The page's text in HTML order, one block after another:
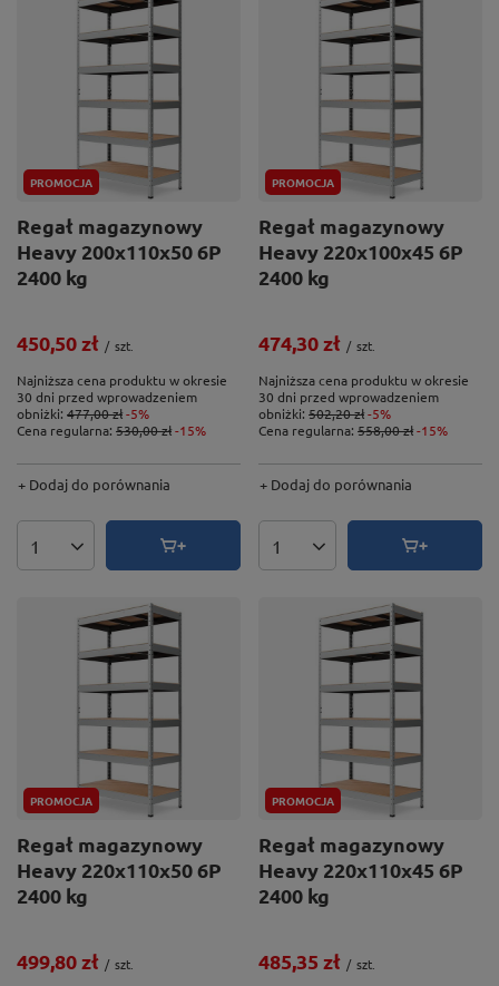
PROMOCJA
Regał magazynowy
Heavy 200x110x50 6P
2400 kg
450,50 zł / szt.
Najniższa cena produktu w okresie
30 dni przed wprowadzeniem
obniżki: 477,00 zł-5%
Cena regularna: 530,00 zł-15%
+ Dodaj do porównania
Ilość produktów
PROMOCJA
Regał magazynowy
Heavy 220x100x45 6P
2400 kg
474,30 zł / szt.
Najniższa cena produktu w okresie
30 dni przed wprowadzeniem
obniżki: 502,20 zł-5%
Cena regularna: 558,00 zł-15%
+ Dodaj do porównania
Ilość produktów
PROMOCJA
Regał magazynowy
Heavy 220x110x50 6P
2400 kg
499,80 zł / szt.
PROMOCJA
Regał magazynowy
Heavy 220x110x45 6P
2400 kg
485,35 zł / szt.